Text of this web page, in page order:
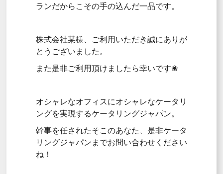
ランだからこその手の込んだ一品です。
株式会社某様、ご利用いただき誠にありが
とうございました。
また是非ご利用頂けましたら幸いです❀
オシャレなオフィスにオシャレなケータリ
ングを実現するケータリングジャパン。
幹事を任されたそこのあなた、是非ケータ
リングジャパンまでお問い合わせください
ね！